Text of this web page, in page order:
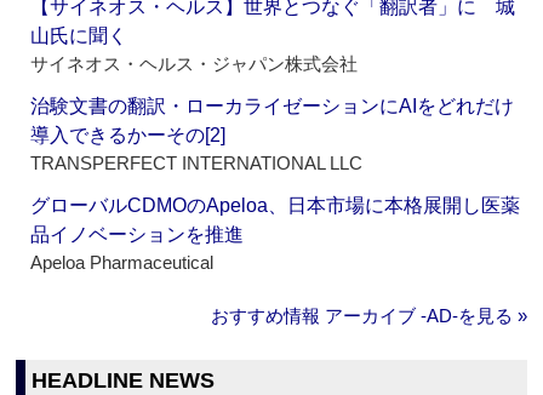
【サイネオス・ヘルス】世界とつなぐ「翻訳者」に 城
山氏に聞く
サイネオス・ヘルス・ジャパン株式会社
治験文書の翻訳・ローカライゼーションにAIをどれだけ
導入できるかーその[2]
TRANSPERFECT INTERNATIONAL LLC
グローバルCDMOのApeloa、日本市場に本格展開し医薬
品イノベーションを推進
Apeloa Pharmaceutical
おすすめ情報 アーカイブ ‐AD‐を見る »
HEADLINE NEWS